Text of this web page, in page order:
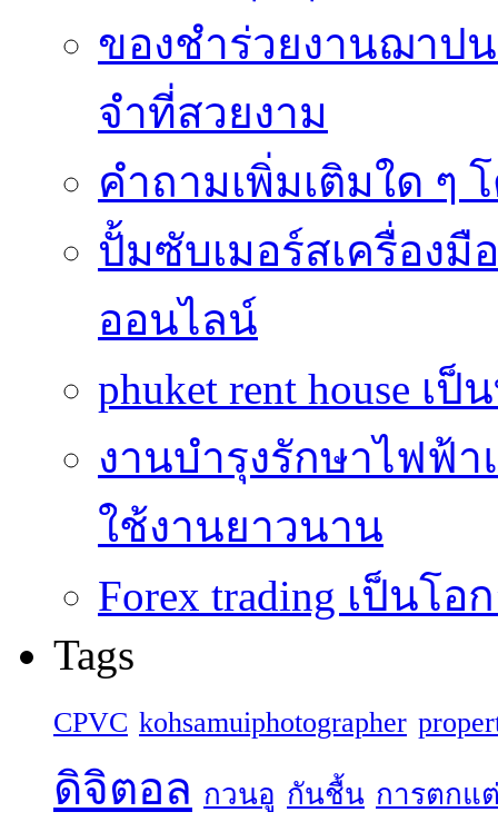
ของชำร่วยงานฌาป
จำที่สวยงาม
คำถามเพิ่มเติมใด ๆ
ปั้มซับเมอร์สเครื่อง
ออนไลน์
phuket rent house เ
งานบำรุงรักษาไฟฟ้
ใช้งานยาวนาน
Forex trading เป็นโ
Tags
CPVC kohsamuiphotographer
ดิจิตอล กวนอู กันชื้น การตกแ